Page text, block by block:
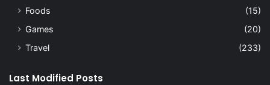
Foods
(15)
Games
(20)
Travel
(233)
Last Modified Posts